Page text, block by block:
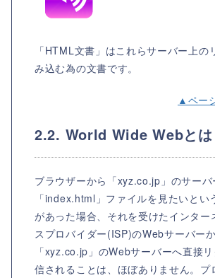
「HTML文書」はこれらサーバー上の
み込む為の文書です。
▲ペー
2.2. World Wide Webとは
ブラウザーから「xyz.co.jp」のサーバ
「index.html」ファイルを見たいとい
があった場合、それを受けたインター
スプロバイダー(ISP)のWebサーバー
「xyz.co.jp」のWebサーバーへ直接
信されることは、ほぼありません。プ